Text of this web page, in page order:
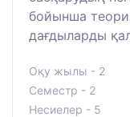
бойынша
дағдыларды
Оқу жылы - 2
Семестр - 2
Несиелер - 5